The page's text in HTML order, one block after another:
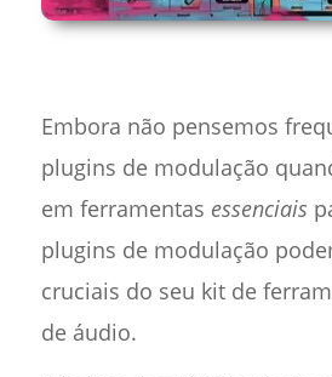
Embora não pensemos
plugins de modulação
em ferramentas essenciais
plugins de modulação
cruciais do seu kit de
de áudio.